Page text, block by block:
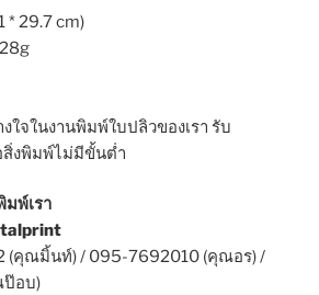
* 29.7 cm)
จในงานพิมพ์ใบปลิวของเรา รับ
งพิมพ์ไม่มีขั้นต่ำ
มพ์เรา
(คุณมิ้นท์) / 095-7692010 (คุณอร) /
อบ)